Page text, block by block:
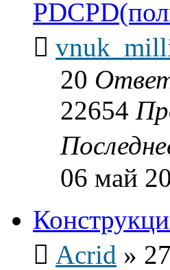
20
22654
06 май
Acrid »